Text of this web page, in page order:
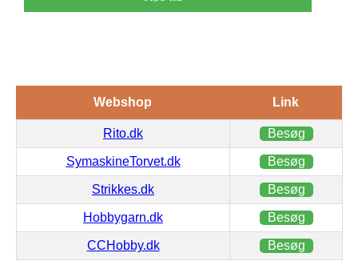
Webshop Link
Rito.dk Besøg
SymaskineTorvet.dk Besøg
Strikkes.dk Besøg
Hobbygarn.dk Besøg
CCHobby.dk Besøg